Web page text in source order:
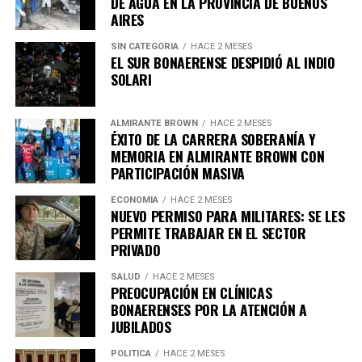
ESTACIÓN CONSTITUCIÓN
Multa por Viajar sin Boleto: ¿Cuánto
Debes Pagar?
Es crucial conocer el monto de la sanción por no haber
pagado el pasaje. La cantidad es tan alta que
seguramente hará que los pasajeros se arrepientan de
no haber validado su boleto, ya que supera el costo
habitual del viaje. Para facilitar el pago de la multa,
Trenes Argentinos ofrece la opción de hacerlo a través
AIRES
SIN CATEGORIA HACE 2 MESES
EL SUR BONAERENSE DESPIDIÓ AL INDIO
SOLARI
ALMIRANTE BROWN HACE 2 MESES
ÉXITO DE LA CARRERA SOBERANÍA Y
MEMORIA EN ALMIRANTE BROWN CON
PARTICIPACIÓN MASIVA
ECONOMÍA HACE 2 MESES
NUEVO PERMISO PARA MILITARES: SE LES
PERMITE TRABAJAR EN EL SECTOR
PRIVADO
SALUD HACE 2 MESES
PREOCUPACIÓN EN CLÍNICAS
BONAERENSES POR LA ATENCIÓN A
JUBILADOS
POLÍTICA HACE 2 MESES